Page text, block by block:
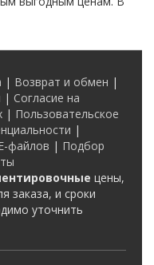
| Возврат и обмен |
| Согласие на
| Пользовательское
|
файлов | Подбор
цены,
заказа, и сроки
уточнить